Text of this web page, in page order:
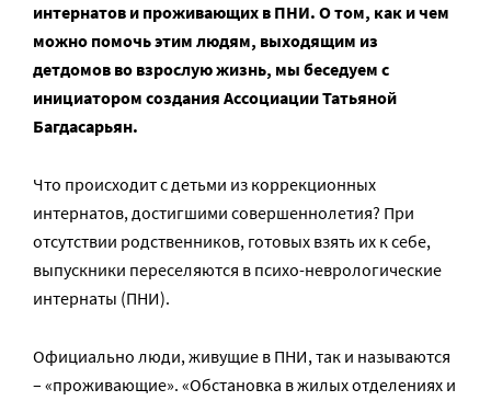
интернатов и проживающих в ПНИ. О том, как и чем
можно помочь этим людям, выходящим из
детдомов во взрослую жизнь, мы беседуем с
инициатором создания Ассоциации Татьяной
Багдасарьян.
Что происходит с детьми из коррекционных
интернатов, достигшими совершеннолетия? При
отсутствии родственников, готовых взять их к себе,
выпускники переселяются в психо-неврологические
интернаты (ПНИ).
Официально люди, живущие в ПНИ, так и называются
– «проживающие». «Обстановка в жилых отделениях и